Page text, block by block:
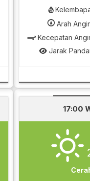
Arah
Kecepatan
Jarak
17:00